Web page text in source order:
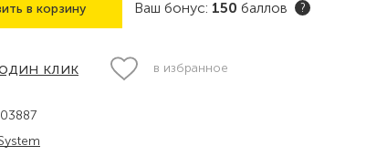
в корзину Ваш бонус: 150 баллов ?
клик в избранное
03887